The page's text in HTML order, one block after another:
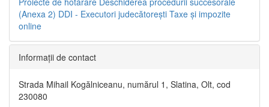
(Anexa 2) DDI - Executori judecătorești Taxe şi impozite
online
Informaţii de contact
Strada Mihail Kogălniceanu, numărul 1, Slatina, Olt, cod
230080